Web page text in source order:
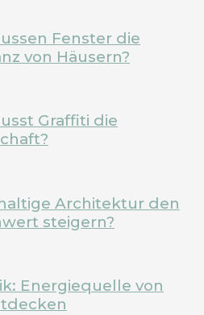
Fenster die
von Häusern?
Graffiti die
Architektur den
steigern?
Energiequelle von